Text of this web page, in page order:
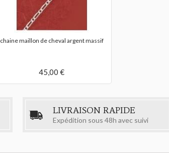
chaine maillon de cheval argent massif
45,00 €
LIVRAISON RAPIDE
Expédition sous 48h avec suivi